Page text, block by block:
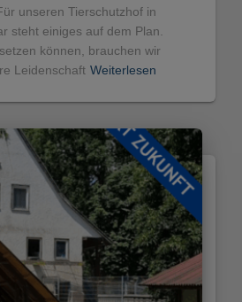
unseren Tierschutzhof in
steht einiges auf dem Plan.
können, brauchen wir
Leidenschaft Weiterlesen